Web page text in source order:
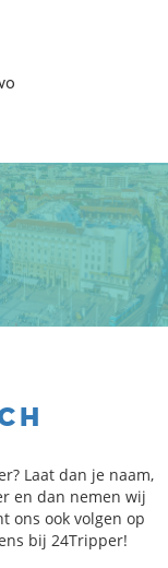
Laat dan je naam,
en dan nemen wij
ons ook volgen op
bij 24Tripper!